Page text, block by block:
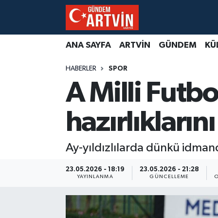
ANA SAYFA ARTVİN GÜNDEM
HABERLER SPOR
A Milli
Ay-yıldızlılarda dünkü
23.05.2026 - 18:19
YAYINLANMA
23.05.2026 - 21:28
GÜNCELLEME